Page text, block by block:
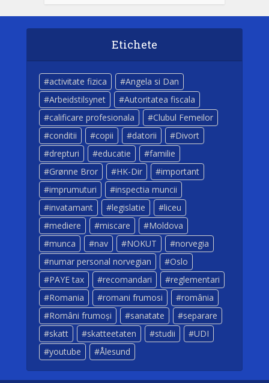
Etichete
activitate fizica
Angela si Dan
Arbeidstilsynet
Autoritatea fiscala
calificare profesionala
Clubul Femeilor
conditii
copii datorii
Divort
drepturi
educatie
familie
Grønne Bror
HK-Dir
important
imprumuturi
inspectia muncii
invatamant
legislatie
liceu
mediere
miscare
Moldova
munca
nav NOKUT
norvegia
numar personal norvegian
Oslo
PAYE tax
recomandari
reglementari
Romania
romani frumosi
românia
Români frumoși
sanatate
separare
skatt
skatteetaten studii
UDI
youtube
Ålesund